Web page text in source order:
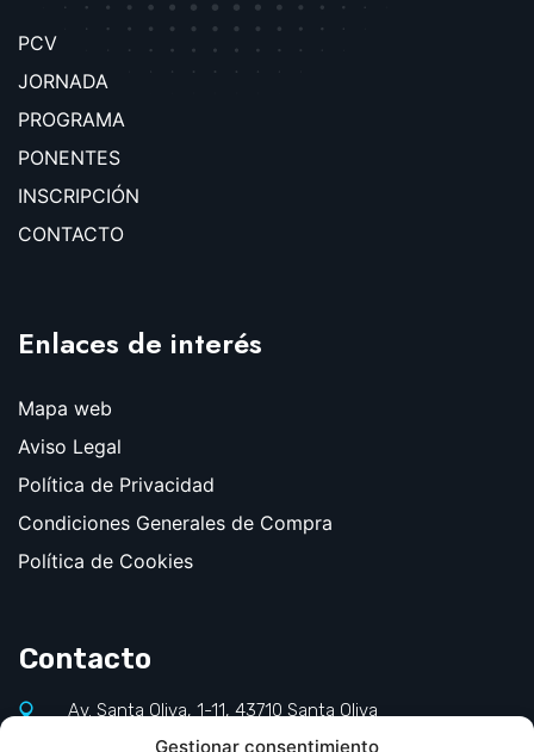
Gestionar consentimiento
PCV
JORNADA
PROGRAMA
PONENTES
INSCRIPCIÓN
CONTACTO
Enlaces de interés
Mapa web
Aviso Legal
Política de Privacidad
Condiciones Generales de Compra
Política de Cookies
Contacto
Av. Santa Oliva, 1-11, 43710 Santa Oliva